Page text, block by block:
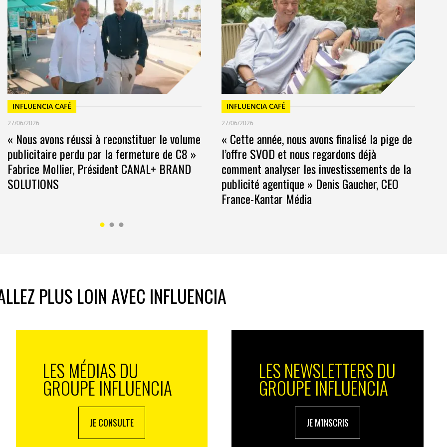
%) achètent les mêmes marques de luxe que leurs
(48 %) et la Chine (77 %). Dans le luxe comme
pas de mise
! Les jeunes naviguent dans le
– de leurs parents mais, en bons influenceurs et
de faire découvrir à leurs parents les
marques de niche, de créateurs, propositions
mêmes marques de luxe que leurs parents
dans leur curation des nouvelles tendances,
d’expérience
avec ses parents est un cérémonial qui marque
reconnus en tant que clients fidèles et c’est
avec la marque et pas seulement le produit »
à une petite frustration quand ils ne sont pas
se rendent dans ces mêmes boutiques sans leurs
INFLUENCIA CAFÉ
27/06/2026
« Nous avons réussi à reconstituer le volume
publicitaire perdu par la fermeture de C8 »
Fabrice Mollier, Président CANAL+ BRAND
SOLUTIONS
INFLUENCIA CAFÉ
27/06/2026
« Cette année, nous avons finalisé la pige de
l’offre SVOD et nous regardons déjà
comment analyser les investissements de la
publicité agentique » Denis Gaucher, CEO
France-Kantar Média
PLUS LOIN AVEC INFLUENCIA
LES MÉDIAS DU
GROUPE INFLUENCIA
JE CONSULTE
LES NEWSLETTERS DU
GROUPE INFLUENCIA
JE M'INSCRIS